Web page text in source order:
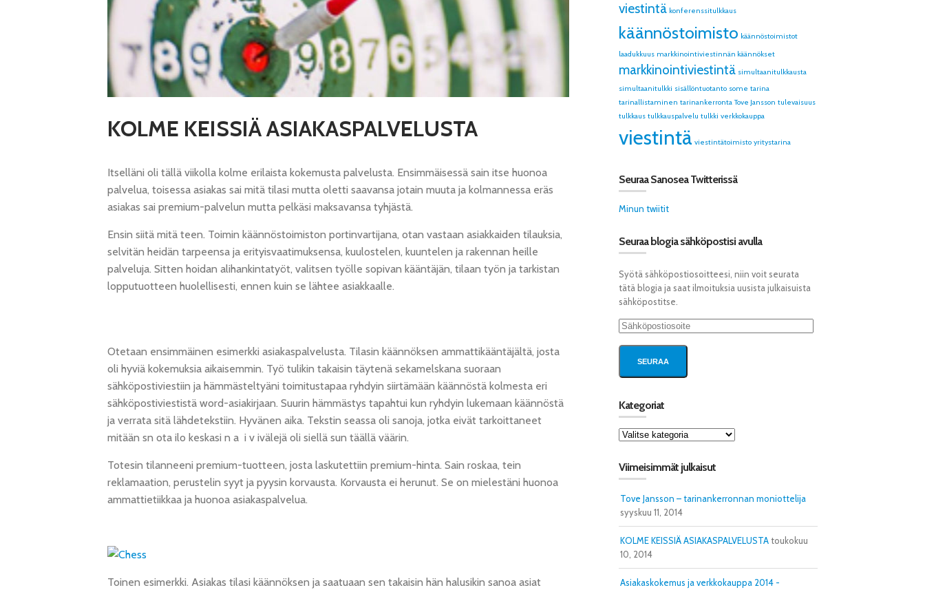
KOLME KEISSIÄ ASIAKASPALVELUSTA
Itselläni oli tällä viikolla kolme erilaista kokemusta palvelusta. Ensimmäisessä sain itse huonoa
palvelua, toisessa asiakas sai mitä tilasi mutta oletti saavansa jotain muuta ja kolmannessa eräs
asiakas sai premium-palvelun mutta pelkäsi maksavansa tyhjästä.
Ensin siitä mitä teen. Toimin käännöstoimiston portinvartijana, otan vastaan asiakkaiden tilauksia,
selvitän heidän tarpeensa ja erityisvaatimuksensa, kuulostelen, kuuntelen ja rakennan heille
palveluja. Sitten hoidan alihankintatyöt, valitsen työlle sopivan kääntäjän, tilaan työn ja tarkistan
lopputuotteen huolellisesti, ennen kuin se lähtee asiakkaalle.
Otetaan ensimmäinen esimerkki asiakaspalvelusta. Tilasin käännöksen ammattikääntäjältä, josta
oli hyviä kokemuksia aikaisemmin. Työ tulikin takaisin täytenä sekamelskana suoraan
sähköpostiviestiin ja hämmästeltyäni toimitustapaa ryhdyin siirtämään käännöstä kolmesta eri
sähköpostiviestistä word-asiakirjaan. Suurin hämmästys tapahtui kun ryhdyin lukemaan käännöstä
ja verrata sitä lähdetekstiin. Hyvänen aika. Tekstin seassa oli sanoja, jotka eivät tarkoittaneet
mitään sn ota ilo keskasi n a i v ivälejä oli siellä sun täällä väärin.
Totesin tilanneeni premium-tuotteen, josta laskutettiin premium-hinta. Sain roskaa, tein
reklamaation, perustelin syyt ja pyysin korvausta. Korvausta ei herunut. Se on mielestäni huonoa
ammattietiikkaa ja huonoa asiakaspalvelua.
Toinen esimerkki. Asiakas tilasi käännöksen ja saatuaan sen takaisin hän halusikin sanoa asiat
viestintä konferenssitulkkaus
käännöstoimisto käännöstoimistot
laadukkuus markkinointiviestinnän käännökset
markkinointiviestintä simultaanitulkkausta
simultaanitulkki sisällöntuotanto some tarina
tarinallistaminen tarinankerronta Tove Jansson tulevaisuus
tulkkaus tulkkauspalvelu tulkki verkkokauppa
viestintä viestintätoimisto yritystarina
Seuraa Sanosea Twitterissä
Minun twiitit
Seuraa blogia sähköpostisi avulla
Syötä sähköpostiosoitteesi, niin voit seurata
tätä blogia ja saat ilmoituksia uusista julkaisuista
sähköpostitse.
Sähköpostiosoite
SEURAA
Kategoriat
Kategoriat
Viimeisimmät julkaisut
Tove Jansson – tarinankerronnan moniottelija
syyskuu 11, 2014
KOLME KEISSIÄ ASIAKASPALVELUSTAtoukokuu
10, 2014
Asiakaskokemus ja verkkokauppa 2014 -